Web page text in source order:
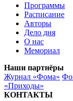
Программы
Расписание
Авторы
Дело дня
О нас
Мемориал
Наши партнёры
Журнал «Фома»
«Приходы»
КОНТАКТЫ